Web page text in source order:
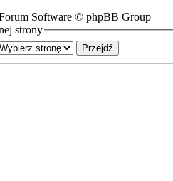
Software © phpBB Group
strony